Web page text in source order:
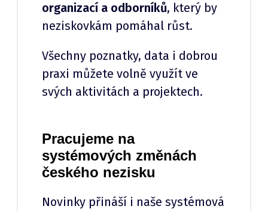
organizací a odborníků, který by
neziskovkám pomáhal růst.
Všechny poznatky, data i dobrou
praxi můžete volně využít ve
svých aktivitách a projektech.
Pracujeme na
systémových změnách
českého nezisku
Novinky přináší i naše systémová